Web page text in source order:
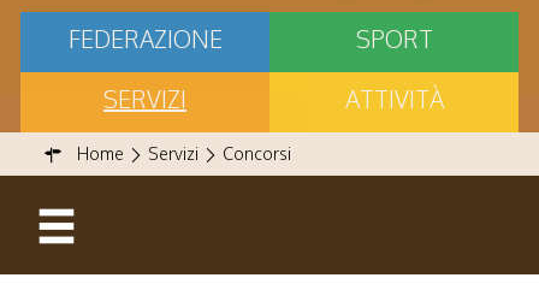
FEDERAZIONE
SPORT
SERVIZI
ATTIVITÀ
Home Servizi Concorsi